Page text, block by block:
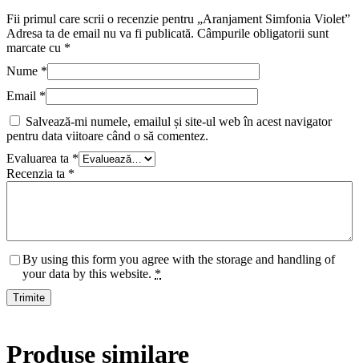
Fii primul care scrii o recenzie pentru „Aranjament Simfonia Violet”
Adresa ta de email nu va fi publicată. Câmpurile obligatorii sunt
marcate cu *
Nume *
Email *
Salvează-mi numele, emailul și site-ul web în acest navigator
pentru data viitoare când o să comentez.
Evaluarea ta *
Recenzia ta *
By using this form you agree with the storage and handling of
your data by this website. *
Produse similare